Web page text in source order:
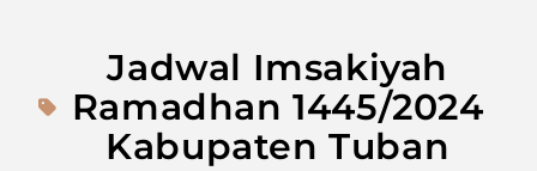
Jadwal Imsakiyah
Ramadhan 1445/2024
Kabupaten Tuban